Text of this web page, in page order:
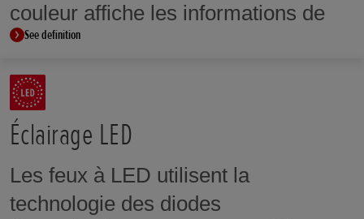
couleur affiche les informations de
manière claire et concise. Certains
modèles disposent également d'un
écran à commande tactile.
See definition
Éclairage LED
Les feux à LED utilisent la
technologie des diodes